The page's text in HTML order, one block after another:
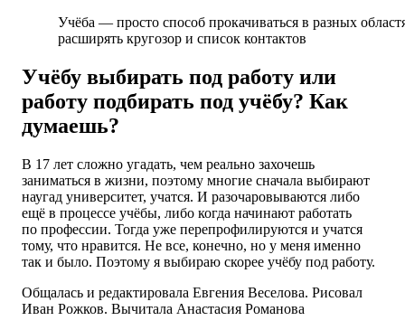
Учёба — просто способ прокачиваться в разных
расширять кругозор и список контактов
Учёбу выбирать под работу или
работу подбирать под учёбу? Как
думаешь?
В 17 лет сложно угадать, чем реально захочешь
заниматься в жизни, поэтому многие сначала выбирают
наугад университет, учатся. И разочаровываются либо
ещё в процессе учёбы, либо когда начинают работать
по профессии. Тогда уже перепрофилируются и учатся
тому, что нравится. Не все, конечно, но у меня именно
так и было. Поэтому я выбираю скорее учёбу под работу.
Общалась и редактировала Евгения Веселова. Рисовал
Иван Рожков. Вычитала Анастасия Романова